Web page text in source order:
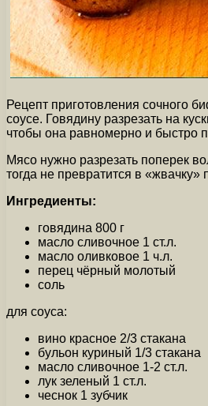
Рецепт приготовления сочного
соусе. Говядину разрезать на
чтобы она равномерно и быстро
Мясо нужно разрезать поперек
тогда не превратится в «жвачку»
Ингредиенты:
говядина 800 г
масло сливочное 1 ст.л.
масло оливковое 1 ч.л.
перец чёрный молотый
соль
для соуса:
вино красное 2/3 стакана
бульон куриный 1/3 стакана
масло сливочное 1-2 ст.л.
лук зеленый 1 ст.л.
чеснок 1 зубчик